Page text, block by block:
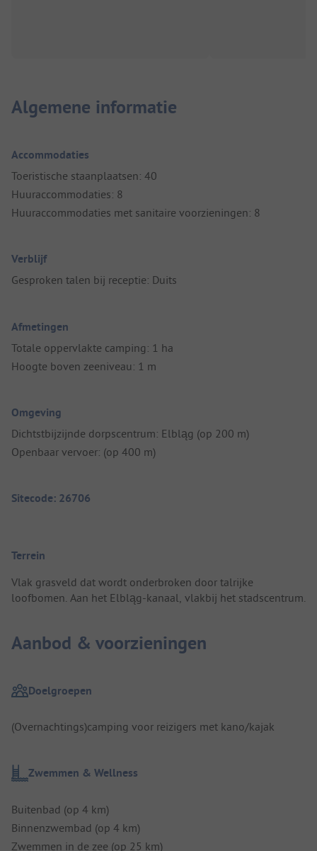
Algemene informatie
Accommodaties
Toeristische staanplaatsen: 40
Huuraccommodaties: 8
Huuraccommodaties met sanitaire voorzieningen: 8
Verblijf
Gesproken talen bij receptie: Duits
Afmetingen
Totale oppervlakte camping: 1 ha
Hoogte boven zeeniveau: 1 m
Omgeving
Dichtstbijzijnde dorpscentrum: Elbląg (op 200 m)
Openbaar vervoer: (op 400 m)
Sitecode: 26706
Terrein
Vlak grasveld dat wordt onderbroken door talrijke
loofbomen. Aan het Elbląg-kanaal, vlakbij het stadscentrum.
Aanbod & voorzieningen
Doelgroepen
(Overnachtings)camping voor reizigers met kano/kajak
Zwemmen & Wellness
Buitenbad (op 4 km)
Binnenzwembad (op 4 km)
Zwemmen in de zee (op 25 km)